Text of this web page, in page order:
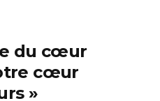
du cœur
cœur
»